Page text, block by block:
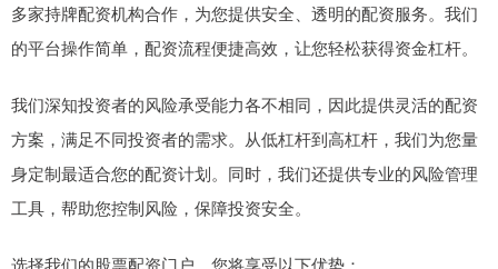
多家持牌配资机构合作，为您提供安全、透明的配资服务。我们
的平台操作简单，配资流程便捷高效，让您轻松获得资金杠杆。
我们深知投资者的风险承受能力各不相同，因此提供灵活的配资
方案，满足不同投资者的需求。从低杠杆到高杠杆，我们为您量
身定制最适合您的配资计划。同时，我们还提供专业的风险管理
工具，帮助您控制风险，保障投资安全。